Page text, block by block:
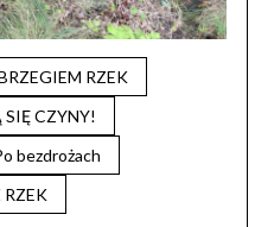
RZEK
CZYNY!
bezdrożach